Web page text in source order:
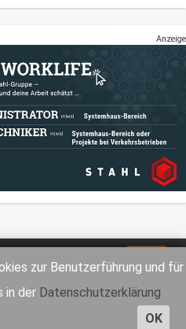
zur Benutzerführung und für
in der Datenschutzerklärung
OK
Anzeige